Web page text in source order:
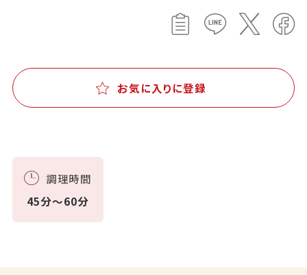
お気に入りに登録
調理時間
45分～60分